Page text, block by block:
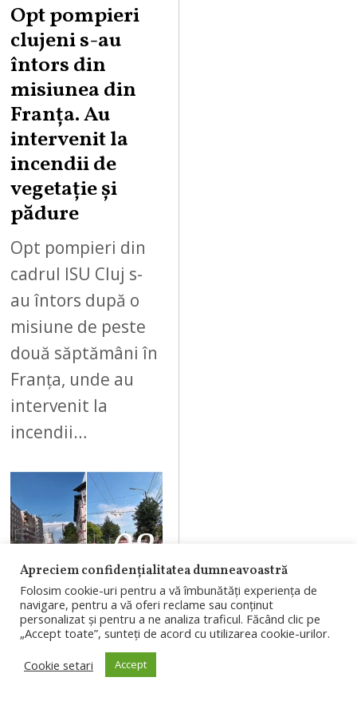
Opt pompieri
clujeni s-au
întors din
misiunea din
Franța. Au
intervenit la
incendii de
vegetație și
pădure
Opt pompieri din
cadrul ISU Cluj s-
au întors după o
misiune de peste
două săptămâni în
Franța, unde au
intervenit la
incendii…
08
AUGUST 3, 2026
Șofer
sancționat
Apreciem confidențialitatea dumneavoastră
Folosim cookie-uri pentru a vă îmbunătăți experiența de
navigare, pentru a vă oferi reclame sau conținut
personalizat și pentru a ne analiza traficul. Făcând clic pe
„Accept toate”, sunteți de acord cu utilizarea cookie-urilor.
Cookie setari
Accept